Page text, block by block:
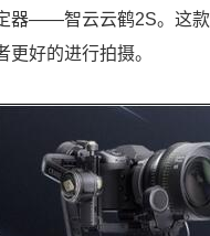
器——智云云鹤2S。这
更好的进行拍摄。